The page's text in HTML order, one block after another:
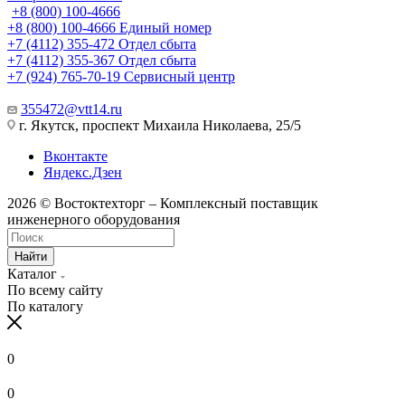
+8 (800) 100-4666
+8 (800) 100-4666 Единый номер
+7 (4112) 355-472 Отдел сбыта
+7 (4112) 355-367 Отдел сбыта
+7 (924) 765-70-19 Сервисный центр
355472@vtt14.ru
г. Якутск, проспект Михаила Николаева, 25/5
Вконтакте
Яндекс.Дзен
2026 © Востоктехторг – Комплексный поставщик
инженерного оборудования
Найти
Каталог
По всему сайту
По каталогу
0
0